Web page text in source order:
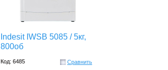
Indesit IWSB 5085 / 5кг,
800об
Код: 6485
Сравнить